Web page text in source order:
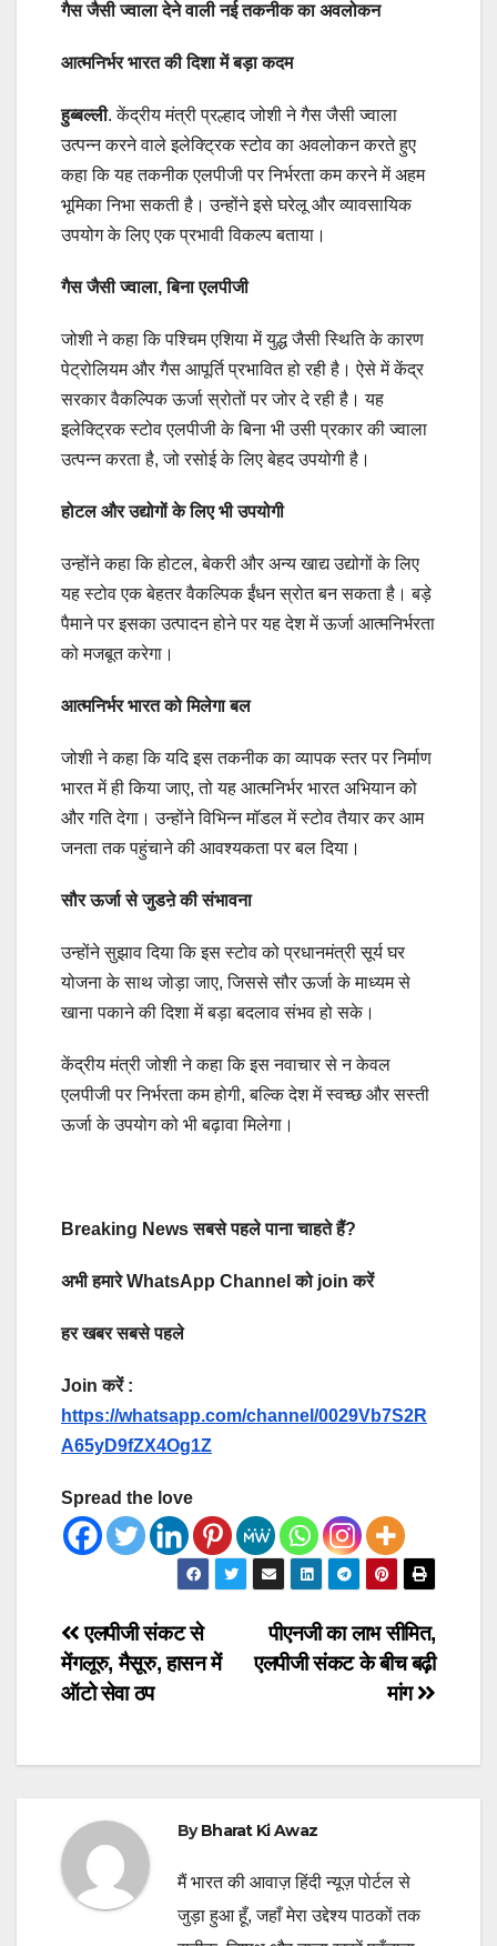
गैस जैसी ज्वाला देने वाली नई तकनीक का अवलोकन
आत्मनिर्भर भारत की दिशा में बड़ा कदम
हुब्बल्ली. केंद्रीय मंत्री प्रल्हाद जोशी ने गैस जैसी ज्वाला
उत्पन्न करने वाले इलेक्ट्रिक स्टोव का अवलोकन करते हुए
कहा कि यह तकनीक एलपीजी पर निर्भरता कम करने में अहम
भूमिका निभा सकती है। उन्होंने इसे घरेलू और व्यावसायिक
उपयोग के लिए एक प्रभावी विकल्प बताया।
गैस जैसी ज्वाला, बिना एलपीजी
जोशी ने कहा कि पश्चिम एशिया में युद्ध जैसी स्थिति के कारण
पेट्रोलियम और गैस आपूर्ति प्रभावित हो रही है। ऐसे में केंद्र
सरकार वैकल्पिक ऊर्जा स्रोतों पर जोर दे रही है। यह
इलेक्ट्रिक स्टोव एलपीजी के बिना भी उसी प्रकार की ज्वाला
उत्पन्न करता है, जो रसोई के लिए बेहद उपयोगी है।
होटल और उद्योगों के लिए भी उपयोगी
उन्होंने कहा कि होटल, बेकरी और अन्य खाद्य उद्योगों के लिए
यह स्टोव एक बेहतर वैकल्पिक ईंधन स्रोत बन सकता है। बड़े
पैमाने पर इसका उत्पादन होने पर यह देश में ऊर्जा आत्मनिर्भरता
को मजबूत करेगा।
आत्मनिर्भर भारत को मिलेगा बल
जोशी ने कहा कि यदि इस तकनीक का व्यापक स्तर पर निर्माण
भारत में ही किया जाए, तो यह आत्मनिर्भर भारत अभियान को
और गति देगा। उन्होंने विभिन्न मॉडल में स्टोव तैयार कर आम
जनता तक पहुंचाने की आवश्यकता पर बल दिया।
सौर ऊर्जा से जुडऩे की संभावना
उन्होंने सुझाव दिया कि इस स्टोव को प्रधानमंत्री सूर्य घर
योजना के साथ जोड़ा जाए, जिससे सौर ऊर्जा के माध्यम से
खाना पकाने की दिशा में बड़ा बदलाव संभव हो सके।
केंद्रीय मंत्री जोशी ने कहा कि इस नवाचार से न केवल
एलपीजी पर निर्भरता कम होगी, बल्कि देश में स्वच्छ और सस्ती
ऊर्जा के उपयोग को भी बढ़ावा मिलेगा।
Breaking News सबसे पहले पाना चाहते हैं?
अभी हमारे WhatsApp Channel को join करें
हर खबर सबसे पहले
Join करें :
https://whatsapp.com/channel/0029Vb7S2R
A65yD9fZX4Og1Z
Spread the love
Post
navigation
पीएनजी का लाभ सीमित,
एलपीजी संकट के बीच बढ़ी
मांग
एलपीजी संकट से
मेंगलूरु, मैसूरु, हासन में
ऑटो सेवा ठप
ByBharat Ki Awaz
मैं भारत की आवाज़ हिंदी न्यूज़ पोर्टल से
जुड़ा हुआ हूँ, जहाँ मेरा उद्देश्य पाठकों तक